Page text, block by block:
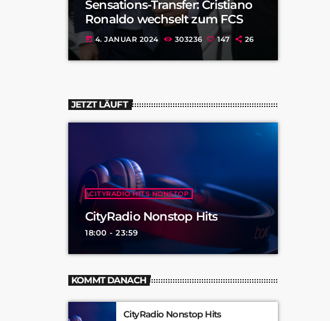
Sensations-Transfer: Cristiano
Ronaldo wechselt zum FCS
today 4. JANUAR 2024 303236 147 26
JETZT LÄUFT
CITYRADIO HITS NONSTOP
CityRadio Nonstop Hits
18:00 - 23:59
KOMMT DANACH
CityRadio Nonstop Hits